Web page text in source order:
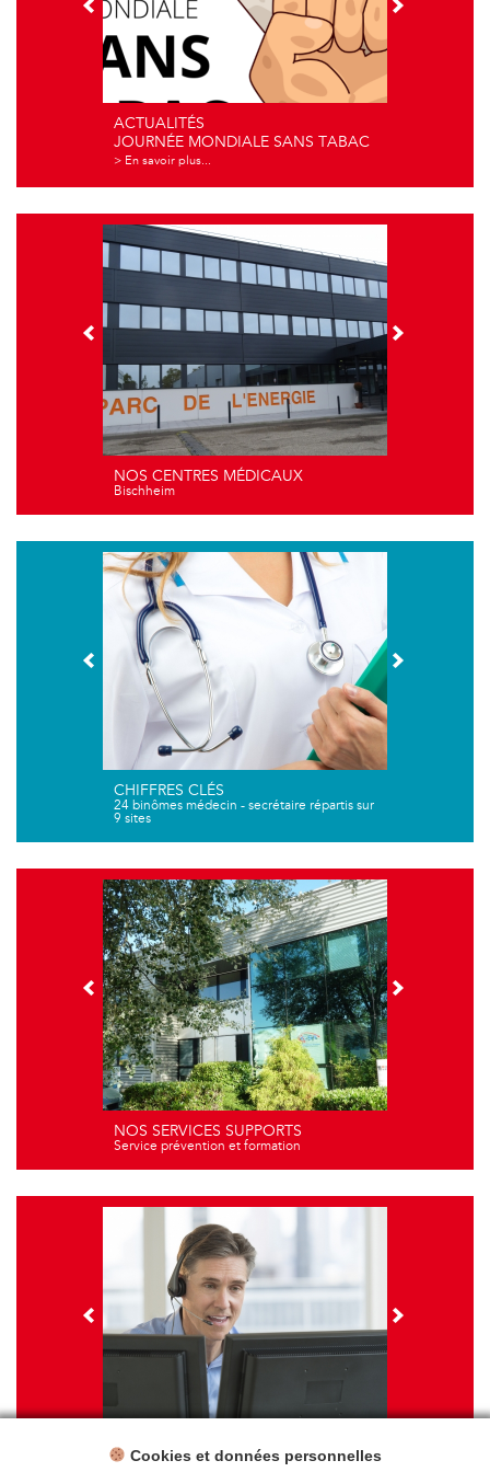
ACTUALITÉS
JOURNÉE MONDIALE SANS TABAC
> En savoir plus...
NOS CENTRES MÉDICAUX
Bischheim
CHIFFRES CLÉS
24 binômes médecin - secrétaire répartis sur
9 sites
NOS SERVICES SUPPORTS
Service prévention et formation
NOS FORMATIONS
Cookies et données personnelles